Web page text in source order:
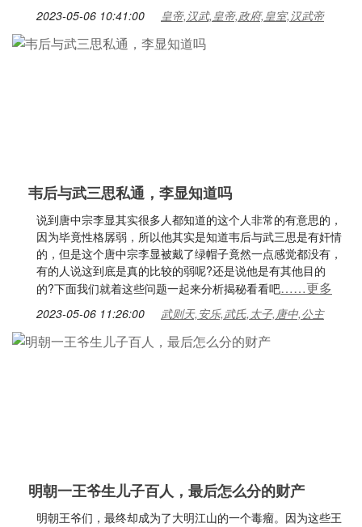
2023-05-06 10:41:00 皇帝,汉武,皇帝,政府,皇室,汉武帝
韦后与武三思私通，李显知道吗
说到唐中宗李显其实很多人都知道的这个人非常的有意思的，
因为毕竟性格孱弱，所以他其实是知道韦后与武三思是有奸情
的，但是这个唐中宗李显被戴了绿帽子竟然一点感觉都没有，
有的人说这到底是真的比较的弱呢?还是说他是有其他目的
的?下面我们就着这些问题一起来分析揭秘看看吧……更多
2023-05-06 11:26:00 武则天,安乐,武氏,太子,唐中,公主
明朝一王爷生儿子百人，最后怎么分的财产
明朝王爷们，最终却成为了大明江山的一个毒瘤。因为这些王